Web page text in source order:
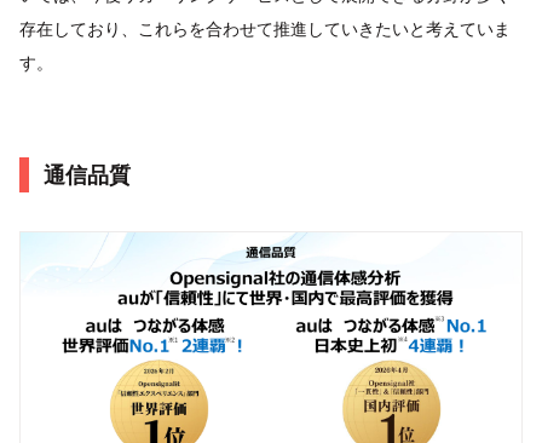
存在しており、これらを合わせて推進していきたいと考えていま
す。
通信品質